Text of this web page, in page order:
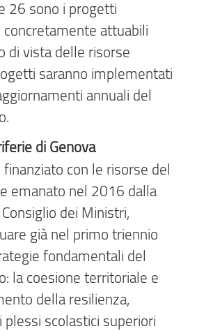
26 sono i progetti
attuabili
di vista delle risorse
saranno implementati
annuali del
di Genova
finanziato con le risorse del
emanato nel 2016 dalla
dei Ministri,
già nel primo triennio
fondamentali del
la coesione territoriale e
della resilienza,
plessi scolastici superiori